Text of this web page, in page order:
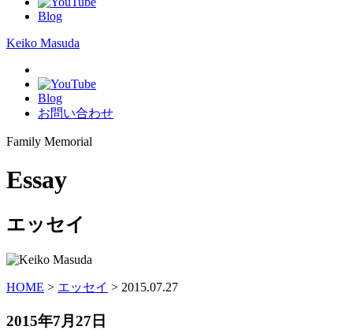
Blog
Keiko Masuda
Blog
お問い合わせ
Family Memorial
Essay
エッセイ
HOME > エッセイ > 2015.07.27
2015年7月27日